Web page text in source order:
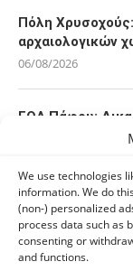
We use technologies
information. We do
(non-) personalized
process data such as
consenting or
and functions.
Πόλη
αρχαιολογικών
06/08/2026
ΕΟΑ Πάφου:
όσους δεν
06/08/2026
KEEP IN TOUCH